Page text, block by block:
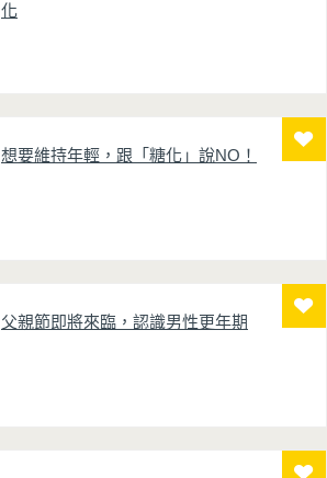
化
想要維持年輕，跟「糖化」說NO！
父親節即將來臨，認識男性更年期